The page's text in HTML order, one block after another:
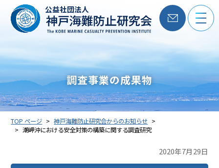
公益社団法人
調査事業の成果物
TOP ページ
神戸海難防止研究会からのお知らせ
潮岬沖における安全対策の構築に関する調査研究
2020年7月29日